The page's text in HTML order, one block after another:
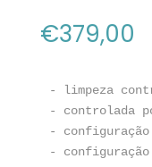
€379,00
- limpeza
- controlada
-
-